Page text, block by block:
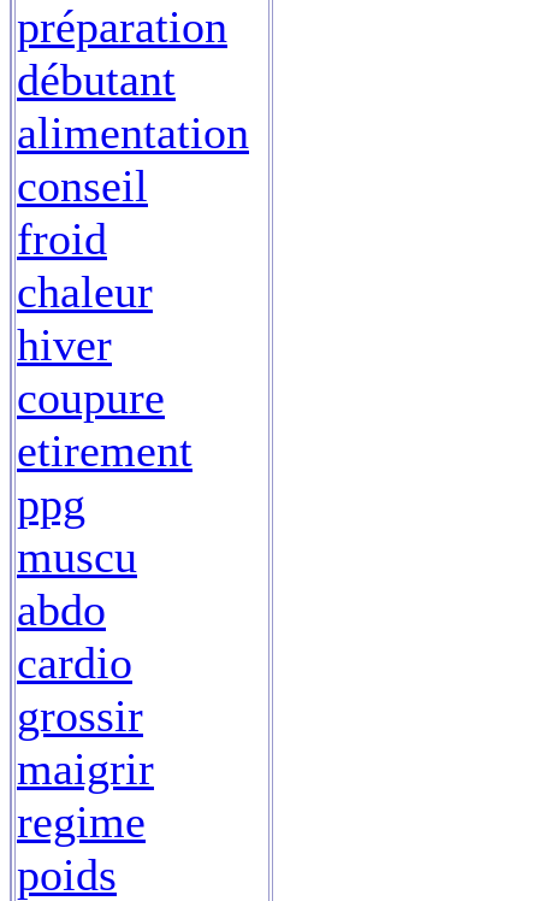
préparation
débutant
alimentation
conseil
froid
chaleur
hiver
coupure
etirement
ppg
muscu
abdo
cardio
grossir
maigrir
regime
poids